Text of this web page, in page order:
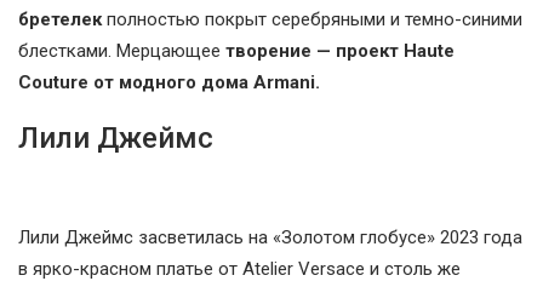
бретелекполностью покрыт серебряными и темно-синими
блестками. Мерцающее творение — проект Haute
Couture от модного дома Armani.
Лили Джеймс
Лили Джеймс засветилась на «Золотом глобусе» 2023 года
в ярко-красном платье от Atelier Versace и столь же